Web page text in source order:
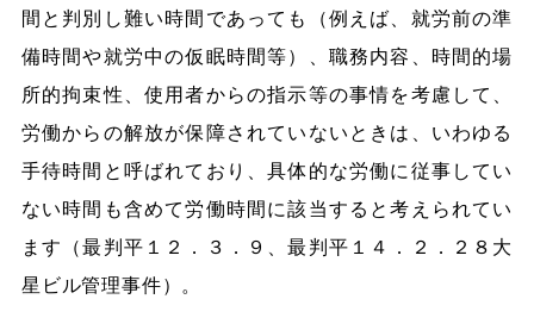
間と判別し難い時間であっても（例えば、就労前の準
備時間や就労中の仮眠時間等）、職務内容、時間的場
所的拘束性、使用者からの指示等の事情を考慮して、
労働からの解放が保障されていないときは、いわゆる
手待時間と呼ばれており、具体的な労働に従事してい
ない時間も含めて労働時間に該当すると考えられてい
ます（最判平１２．３．９、最判平１４．２．２８大
星ビル管理事件）。